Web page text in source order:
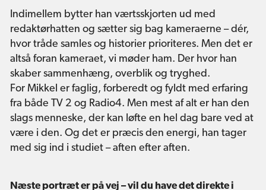
Indimellem bytter han værtsskjorten ud med
redaktørhatten og sætter sig bag kameraerne – dér,
hvor tråde samles og historier prioriteres. Men det er
altså foran kameraet, vi møder ham. Der hvor han
skaber sammenhæng, overblik og tryghed.
For Mikkel er faglig, forberedt og fyldt med erfaring
fra både TV 2 og Radio4. Men mest af alt er han den
slags menneske, der kan løfte en hel dag bare ved at
være i den. Og det er præcis den energi, han tager
med sig ind i studiet – aften efter aften.
Næste portræt er på vej – vil du have det direkte i